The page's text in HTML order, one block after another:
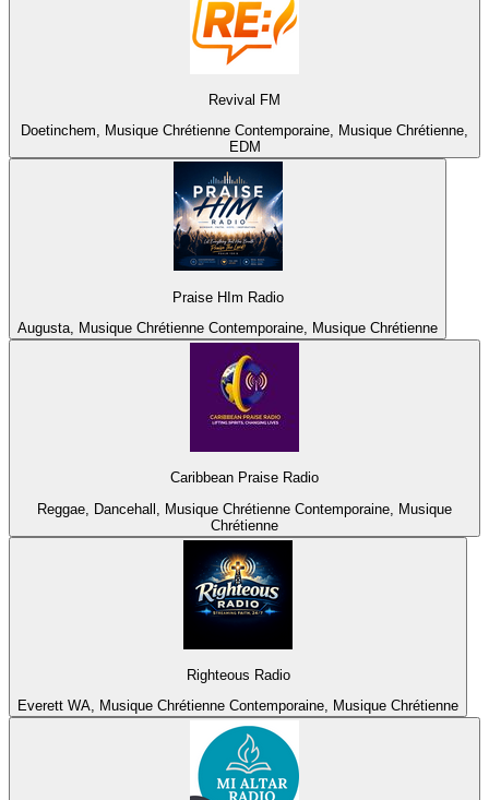
Revival FM
Doetinchem, Musique Chrétienne Contemporaine, Musique Chrétienne,
EDM
Praise HIm Radio
Augusta, Musique Chrétienne Contemporaine, Musique Chrétienne
Caribbean Praise Radio
Reggae, Dancehall, Musique Chrétienne Contemporaine, Musique
Chrétienne
Righteous Radio
Everett WA, Musique Chrétienne Contemporaine, Musique Chrétienne